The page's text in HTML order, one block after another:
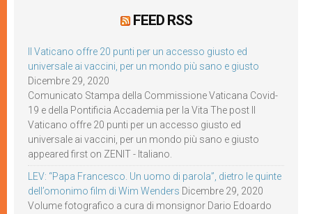
FEED RSS
Il Vaticano offre 20 punti per un accesso giusto ed
universale ai vaccini, per un mondo più sano e giusto
Dicembre 29, 2020
Comunicato Stampa della Commissione Vaticana Covid-
19 e della Pontificia Accademia per la Vita The post Il
Vaticano offre 20 punti per un accesso giusto ed
universale ai vaccini, per un mondo più sano e giusto
appeared first on ZENIT - Italiano.
LEV: “Papa Francesco. Un uomo di parola”, dietro le quinte
dell’omonimo film di Wim Wenders Dicembre 29, 2020
Volume fotografico a cura di monsignor Dario Edoardo